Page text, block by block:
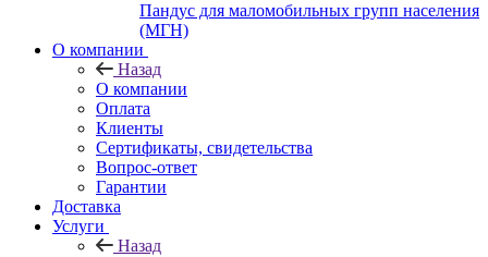
Пандус для маломобильных групп населения
(МГН)
О компании
Назад
О компании
Оплата
Клиенты
Сертификаты, свидетельства
Вопрос-ответ
Гарантии
Доставка
Услуги
Назад